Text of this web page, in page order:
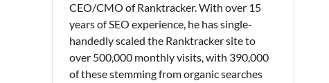
CEO/CMO of Ranktracker. With over 15
years of SEO experience, he has single-
handedly scaled the Ranktracker site to
over 500,000 monthly visits, with 390,000
of these stemming from organic searches